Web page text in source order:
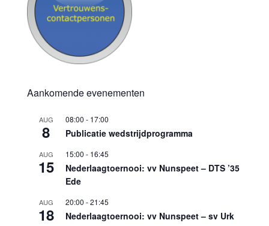
Aankomende evenementen
AUG
8
08:00 - 17:00
Publicatie wedstrijdprogramma
AUG
15
15:00 - 16:45
Nederlaagtoernooi: vv Nunspeet – DTS ’35
Ede
AUG
18
20:00 -21:45
Nederlaagtoernooi: vv Nunspeet – sv Urk